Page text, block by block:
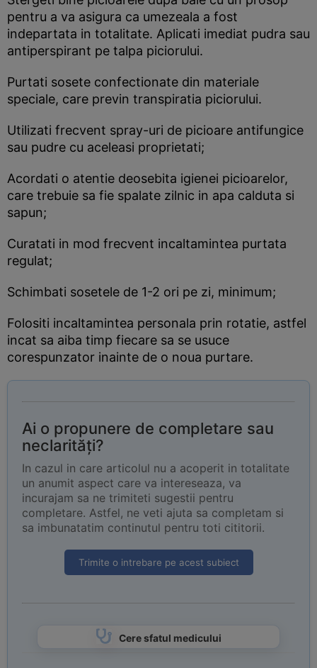
pentru a va asigura ca umezeala a fost
indepartata in totalitate. Aplicati imediat pudra sau
antiperspirant pe talpa piciorului.
Purtati sosete confectionate din materiale
speciale, care previn transpiratia piciorului.
Utilizati frecvent spray-uri de picioare antifungice
sau pudre cu aceleasi proprietati;
Acordati o atentie deosebita igienei picioarelor,
care trebuie sa fie spalate zilnic in apa calduta si
sapun;
Curatati in mod frecvent incaltamintea purtata
regulat;
Schimbati sosetele de 1-2 ori pe zi, minimum;
Folositi incaltamintea personala prin rotatie, astfel
incat sa aiba timp fiecare sa se usuce
corespunzator inainte de o noua purtare.
Ai o propunere de completare sau
neclarități?
In cazul in care articolul nu a acoperit in totalitate
un anumit aspect care va intereseaza, va
incurajam sa ne trimiteti sugestii pentru
completare. Astfel, ne veti ajuta sa completam si
sa imbunatatim continutul pentru toti cititorii.
Trimite o intrebare pe acest subiect
Cere sfatul medicului